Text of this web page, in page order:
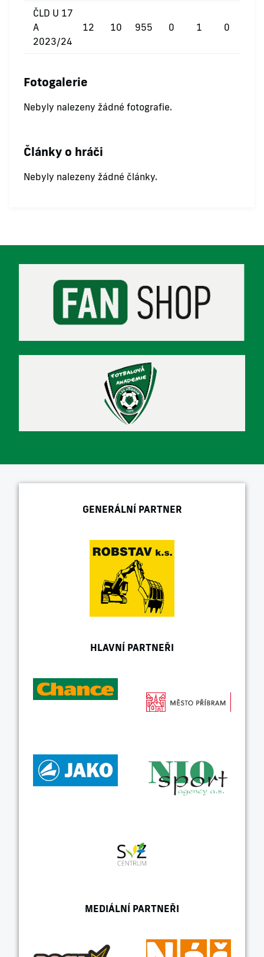
ČLD U 17
A
2023/24
12 10 955 0 1 0
Fotogalerie
Nebyly nalezeny žádné fotografie.
Články o hráči
Nebyly nalezeny žádné články.
GENERÁLNÍ PARTNER
HLAVNÍ PARTNEŘI
MEDIÁLNÍ PARTNEŘI